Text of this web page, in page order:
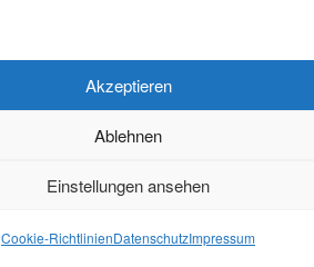
Akzeptieren
Ablehnen
Einstellungen ansehen
Cookie-RichtlinienDatenschutzImpressum